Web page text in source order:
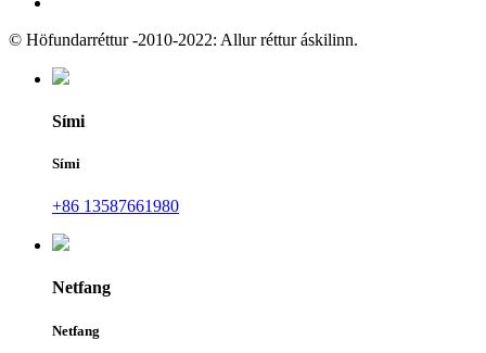
© Höfundarréttur -2010-2022: Allur réttur áskilinn.
Sími
Sími
+86 13587661980
Netfang
Netfang